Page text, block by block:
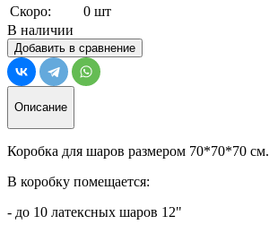
Скоро:
0 шт
В наличии
Добавить в сравнение
Описание
Коробка для шаров размером 70*70*70 см.
В коробку помещается:
- до 10 латексных шаров 12"